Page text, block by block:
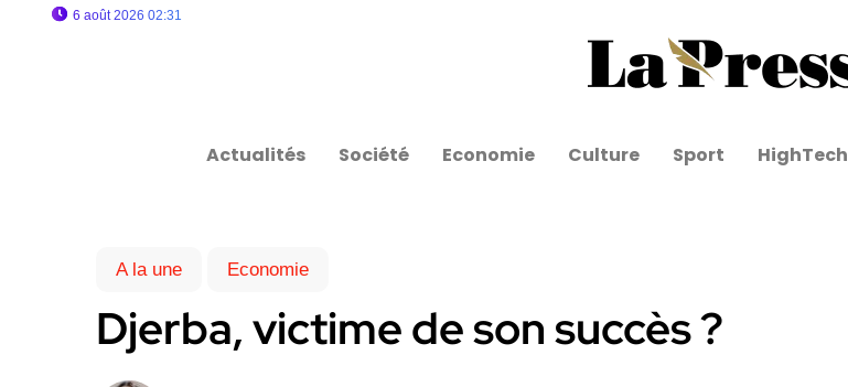
6 août 2026 02:31
Actualités Société Economie Culture Sport HighTech
A la une Economie
Djerba, victime de son succès ?